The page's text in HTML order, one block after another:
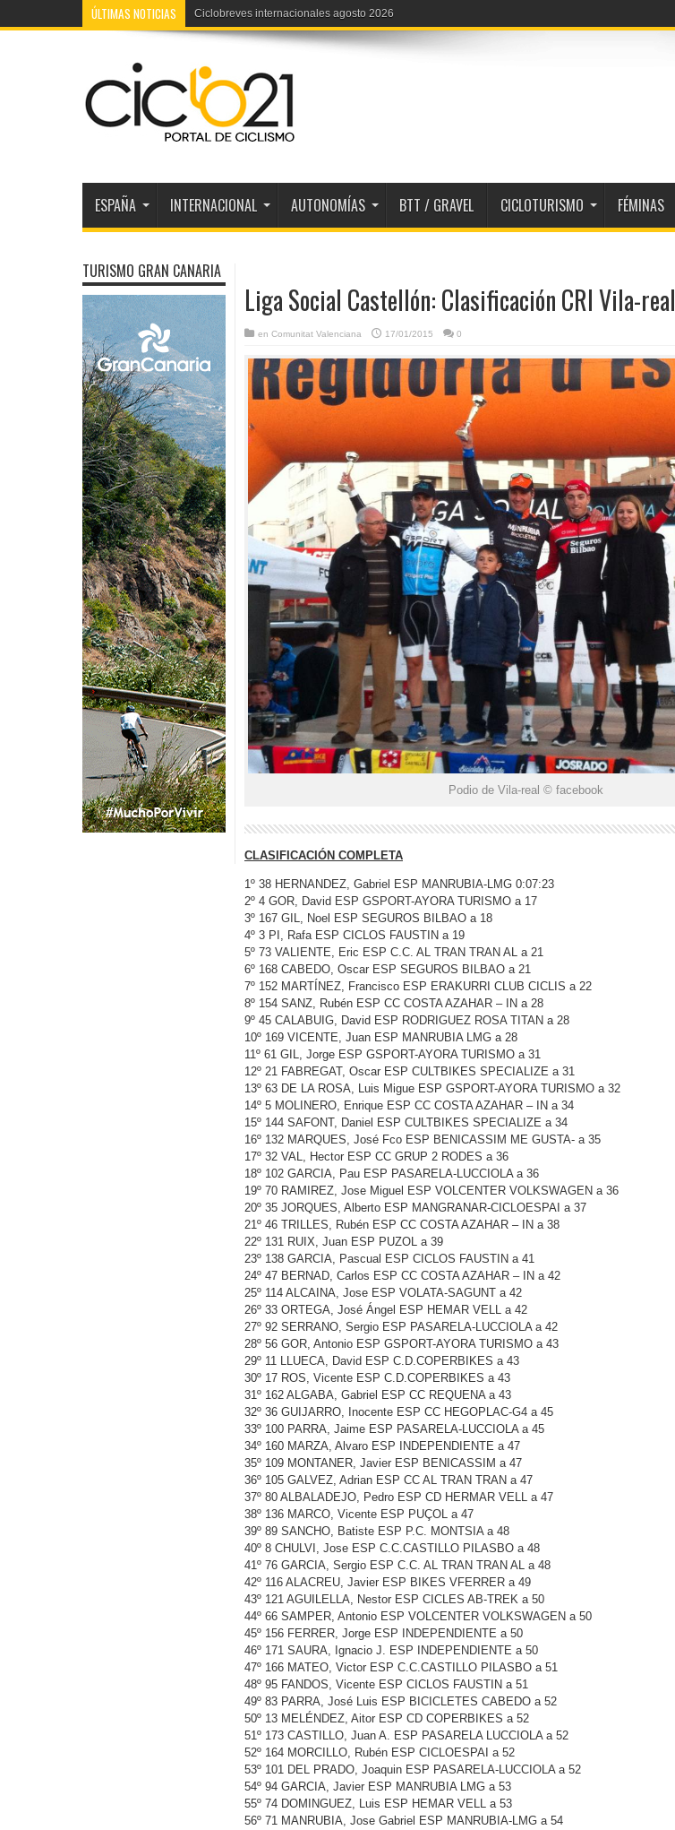
ÚLTIMAS NOTICIAS Ciclobreves internacionales agosto 2026
ESPAÑA INTERNACIONAL AUTONOMÍAS BTT / GRAVEL CICLOTURISMO FÉMINAS
Liga Social Castellón: Clasificación CRI Vila-real
en Comunitat Valenciana 17/01/2015 0
Podio de Vila-real © facebook
CLASIFICACIÓN COMPLETA
1º 38 HERNANDEZ, Gabriel ESP MANRUBIA-LMG 0:07:23
2º 4 GOR, David ESP GSPORT-AYORA TURISMO a 17
3º 167 GIL, Noel ESP SEGUROS BILBAO a 18
4º 3 PI, Rafa ESP CICLOS FAUSTIN a 19
5º 73 VALIENTE, Eric ESP C.C. AL TRAN TRAN AL a 21
6º 168 CABEDO, Oscar ESP SEGUROS BILBAO a 21
7º 152 MARTÍNEZ, Francisco ESP ERAKURRI CLUB CICLIS a 22
8º 154 SANZ, Rubén ESP CC COSTA AZAHAR – IN a 28
9º 45 CALABUIG, David ESP RODRIGUEZ ROSA TITAN a 28
10º 169 VICENTE, Juan ESP MANRUBIA LMG a 28
11º 61 GIL, Jorge ESP GSPORT-AYORA TURISMO a 31
12º 21 FABREGAT, Oscar ESP CULTBIKES SPECIALIZE a 31
13º 63 DE LA ROSA, Luis Migue ESP GSPORT-AYORA TURISMO a 32
14º 5 MOLINERO, Enrique ESP CC COSTA AZAHAR – IN a 34
15º 144 SAFONT, Daniel ESP CULTBIKES SPECIALIZE a 34
16º 132 MARQUES, José Fco ESP BENICASSIM ME GUSTA- a 35
17º 32 VAL, Hector ESP CC GRUP 2 RODES a 36
18º 102 GARCIA, Pau ESP PASARELA-LUCCIOLA a 36
19º 70 RAMIREZ, Jose Miguel ESP VOLCENTER VOLKSWAGEN a 36
20º 35 JORQUES, Alberto ESP MANGRANAR-CICLOESPAI a 37
21º 46 TRILLES, Rubén ESP CC COSTA AZAHAR – IN a 38
22º 131 RUIX, Juan ESP PUZOL a 39
23º 138 GARCIA, Pascual ESP CICLOS FAUSTIN a 41
24º 47 BERNAD, Carlos ESP CC COSTA AZAHAR – IN a 42
25º 114 ALCAINA, Jose ESP VOLATA-SAGUNT a 42
26º 33 ORTEGA, José Ángel ESP HEMAR VELL a 42
27º 92 SERRANO, Sergio ESP PASARELA-LUCCIOLA a 42
28º 56 GOR, Antonio ESP GSPORT-AYORA TURISMO a 43
29º 11 LLUECA, David ESP C.D.COPERBIKES a 43
30º 17 ROS, Vicente ESP C.D.COPERBIKES a 43
31º 162 ALGABA, Gabriel ESP CC REQUENA a 43
32º 36 GUIJARRO, Inocente ESP CC HEGOPLAC-G4 a 45
33º 100 PARRA, Jaime ESP PASARELA-LUCCIOLA a 45
34º 160 MARZA, Alvaro ESP INDEPENDIENTE a 47
35º 109 MONTANER, Javier ESP BENICASSIM a 47
36º 105 GALVEZ, Adrian ESP CC AL TRAN TRAN a 47
37º 80 ALBALADEJO, Pedro ESP CD HERMAR VELL a 47
38º 136 MARCO, Vicente ESP PUÇOL a 47
39º 89 SANCHO, Batiste ESP P.C. MONTSIA a 48
40º 8 CHULVI, Jose ESP C.C.CASTILLO PILASBO a 48
41º 76 GARCIA, Sergio ESP C.C. AL TRAN TRAN AL a 48
42º 116 ALACREU, Javier ESP BIKES VFERRER a 49
43º 121 AGUILELLA, Nestor ESP CICLES AB-TREK a 50
44º 66 SAMPER, Antonio ESP VOLCENTER VOLKSWAGEN a 50
45º 156 FERRER, Jorge ESP INDEPENDIENTE a 50
46º 171 SAURA, Ignacio J. ESP INDEPENDIENTE a 50
47º 166 MATEO, Victor ESP C.C.CASTILLO PILASBO a 51
48º 95 FANDOS, Vicente ESP CICLOS FAUSTIN a 51
49º 83 PARRA, José Luis ESP BICICLETES CABEDO a 52
50º 13 MELÉNDEZ, Aitor ESP CD COPERBIKES a 52
51º 173 CASTILLO, Juan A. ESP PASARELA LUCCIOLA a 52
52º 164 MORCILLO, Rubén ESP CICLOESPAI a 52
53º 101 DEL PRADO, Joaquin ESP PASARELA-LUCCIOLA a 52
54º 94 GARCIA, Javier ESP MANRUBIA LMG a 53
55º 74 DOMINGUEZ, Luis ESP HEMAR VELL a 53
56º 71 MANRUBIA, Jose Gabriel ESP MANRUBIA-LMG a 54
TURISMO GRAN CANARIA